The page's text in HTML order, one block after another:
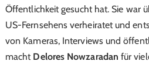
Öffentlichkeit gesucht hat. Sie war
US-Fernsehens verheiratet und
von Kameras, Interviews und
macht Delores Nowzaradan für